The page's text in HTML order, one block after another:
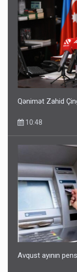
Qənimət Zahid
10:48
Avqust ayının